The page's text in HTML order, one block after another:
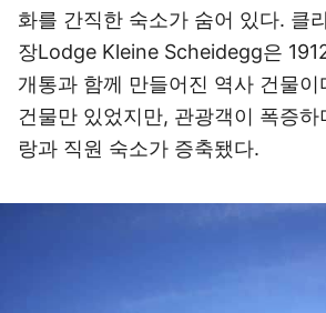
화를 간직한 숙소가 숨어 있다. 클
장Lodge Kleine Scheidegg은
개통과 함께 만들어진 역사 건물
건물만 있었지만, 관광객이 폭증하
랑과 직원 숙소가 증축됐다.